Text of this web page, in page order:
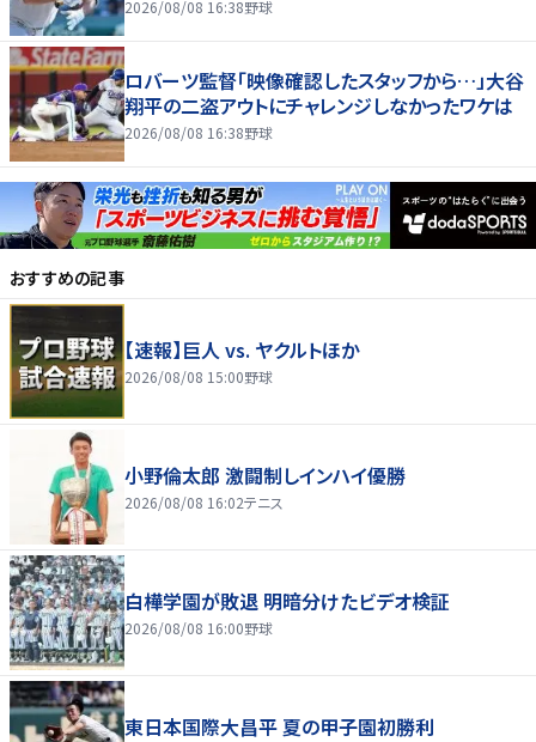
2026/08/08 16:38野球
ロバーツ監督「映像確認したスタッフから…」大谷
翔平の二盗アウトにチャレンジしなかったワケは
2026/08/08 16:38野球
おすすめの記事
【速報】巨人 vs. ヤクルトほか
2026/08/08 15:00野球
小野倫太郎 激闘制しインハイ優勝
2026/08/08 16:02テニス
白樺学園が敗退 明暗分けたビデオ検証
2026/08/08 16:00野球
東日本国際大昌平 夏の甲子園初勝利